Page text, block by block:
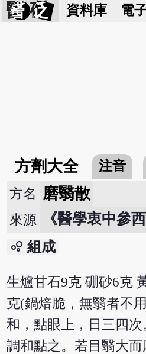
醫 砭 資料庫 電
方劑大全 注音
方名 磨翳散
來源 《醫學衷中參
bubble_chart 組成
生爐甘石9克 硼砂6克
克(鍋焙脆，無翳者不
和，點眼上，日三四
調和點之。若目翳大